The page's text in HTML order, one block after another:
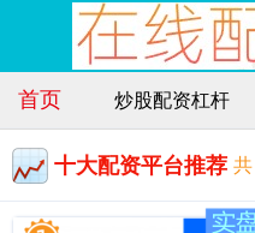
首页 炒股配资杠杆
十大配资平台推荐 共